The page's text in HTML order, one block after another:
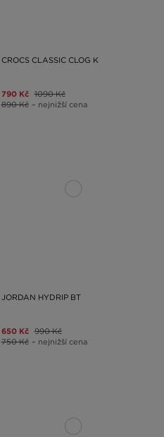
CROCS CLASSIC CLOG K
790 Kč 1090 Kč
890 Kč – nejnižší cena
JORDAN HYDRIP BT
650 Kč 990 Kč
750 Kč – nejnižší cena